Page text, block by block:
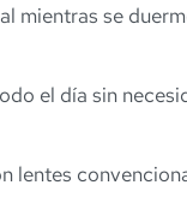
mientras se
el día sin
lentes